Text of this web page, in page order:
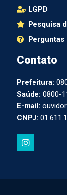
LGPD
Pesquisa
Perguntas
Contato
Prefeitura:
Saúde: 0800-
E-mail:
CNPJ:
I
n
s
g